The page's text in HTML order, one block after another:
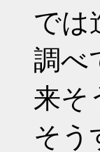
では
調べ
来そ
そう